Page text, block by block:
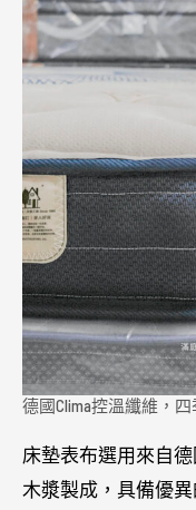
德國Clima控溫纖維，
床墊表布選用來自
木漿製成，具備優